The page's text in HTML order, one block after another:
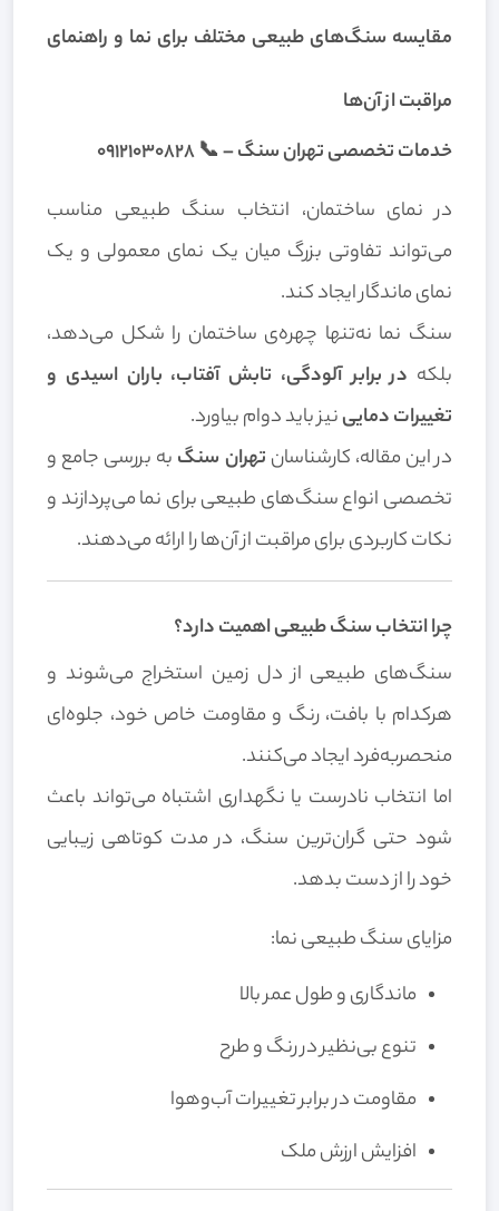
مقایسه سنگ‌های طبیعی مختلف برای نما و راهنمای
مراقبت از آن‌ها
خدمات تخصصی تهران سنگ – 📞 ۰۹۱۲۱۰۳۰۸۲۸
در نمای ساختمان، انتخاب سنگ طبیعی مناسب
می‌تواند تفاوتی بزرگ میان یک نمای معمولی و یک
نمای ماندگار ایجاد کند.
سنگ نما نه‌تنها چهره‌ی ساختمان را شکل می‌دهد،
بلکه در برابر آلودگی، تابش آفتاب، باران اسیدی و
تغییرات دمایینیز باید دوام بیاورد.
در این مقاله، کارشناسان تهران سنگ به بررسی جامع و
تخصصی انواع سنگ‌های طبیعی برای نما می‌پردازند و
نکات کاربردی برای مراقبت از آن‌ها را ارائه می‌دهند.
چرا انتخاب سنگ طبیعی اهمیت دارد؟
سنگ‌های طبیعی از دل زمین استخراج می‌شوند و
هرکدام با بافت، رنگ و مقاومت خاص خود، جلوه‌ای
منحصربه‌فرد ایجاد می‌کنند.
اما انتخاب نادرست یا نگهداری اشتباه می‌تواند باعث
شود حتی گران‌ترین سنگ، در مدت کوتاهی زیبایی
خود را از دست بدهد.
مزایای سنگ طبیعی نما:
ماندگاری و طول عمر بالا
تنوع بی‌نظیر در رنگ و طرح
مقاومت در برابر تغییرات آب‌وهوا
افزایش ارزش ملک